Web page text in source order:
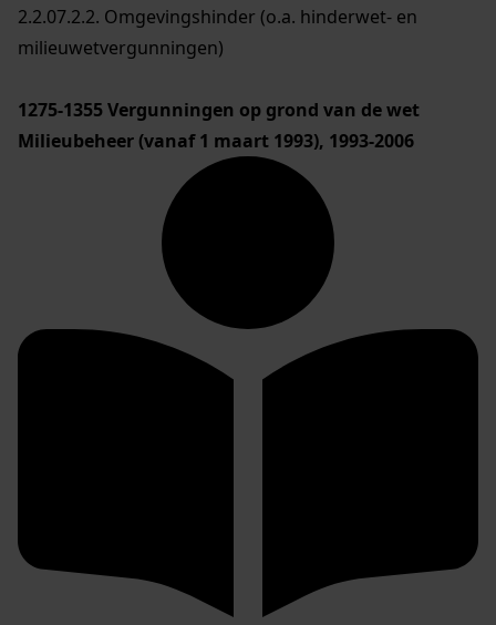
2.2.07.2.2. Omgevingshinder (o.a. hinderwet- en
milieuwetvergunningen)
1275-1355Vergunningen op grond van de wet
Milieubeheer (vanaf 1 maart 1993), 1993-2006